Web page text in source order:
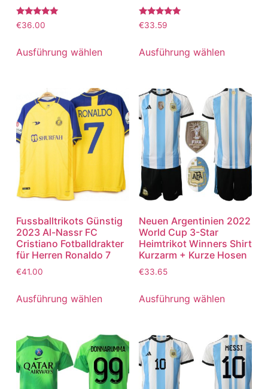
Bewertet
mit
von 5
€36.00
Ausführung wählen
Bewertet
mit
von 5
€33.59
Ausführung wählen
Fussballtrikots Günstig
2023 Al-Nassr FC
Cristiano Fotballdrakter
für Herren Ronaldo 7
€41.00
Ausführung wählen
Neuen Argentinien 2022
World Cup 3-Star
Heimtrikot Winners Shirt
Kurzarm + Kurze Hosen
€33.65
Ausführung wählen